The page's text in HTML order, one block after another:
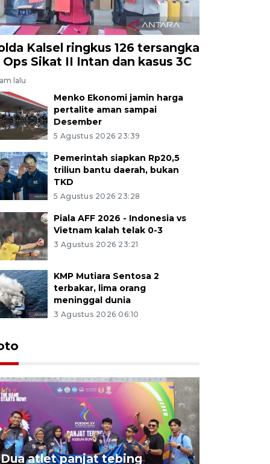
Kalsel ringkus 126 tersangka
Ops Sikat II Intan dan kasus 3C
lalu
Menko Ekonomi jamin harga
pertalite aman sampai
Desember
5 Agustus 2026 23:39
Pemerintah siapkan Rp20,5
triliun bantu daerah, bukan
TKD
5 Agustus 2026 23:28
Piala AFF 2026 - Indonesia vs
Vietnam kalah telak 0-3
3 Agustus 2026 23:21
KMP Mutiara Sentosa 2
terbakar, lima orang
meninggal dunia
3 Agustus 2026 06:10
Dua atlet panjat tebing